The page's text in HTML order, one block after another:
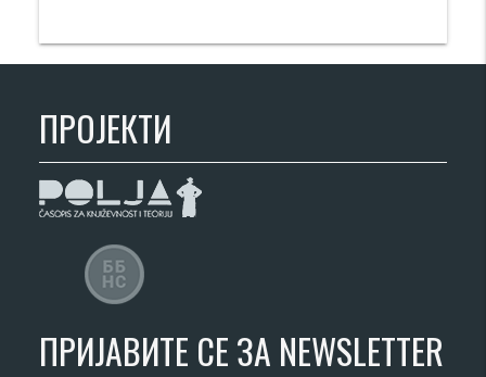
ПРОЈЕКТИ
ПРИЈАВИТЕ СЕ ЗА NEWSLETTER